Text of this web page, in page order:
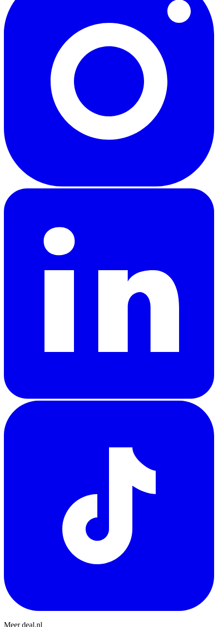
Meer deal.nl